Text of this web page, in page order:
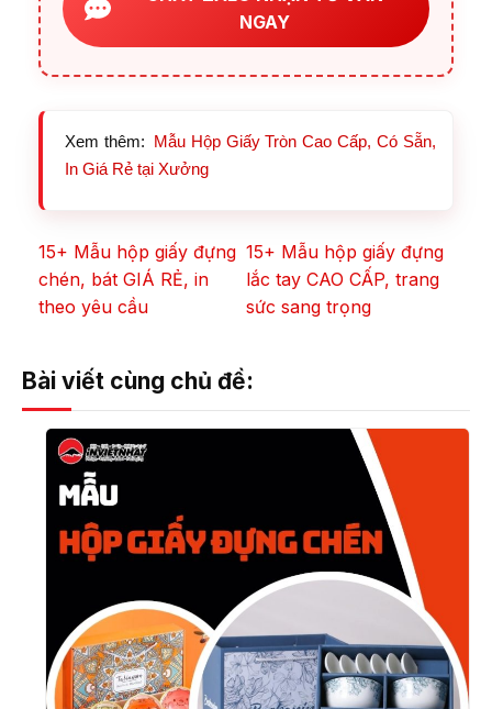
NGAY
Xem thêm: Mẫu Hộp Giấy Tròn Cao Cấp, Có Sẵn,
In Giá Rẻ tại Xưởng
15+ Mẫu hộp giấy đựng
chén, bát GIÁ RẺ, in
theo yêu cầu
15+ Mẫu hộp giấy đựng
lắc tay CAO CẤP, trang
sức sang trọng
Bài viết cùng chủ đề: